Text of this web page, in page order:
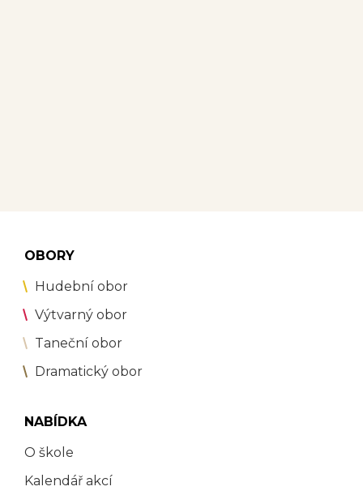
OBORY
Hudební obor
Výtvarný obor
Taneční obor
Dramatický obor
NABÍDKA
O škole
Kalendář akcí